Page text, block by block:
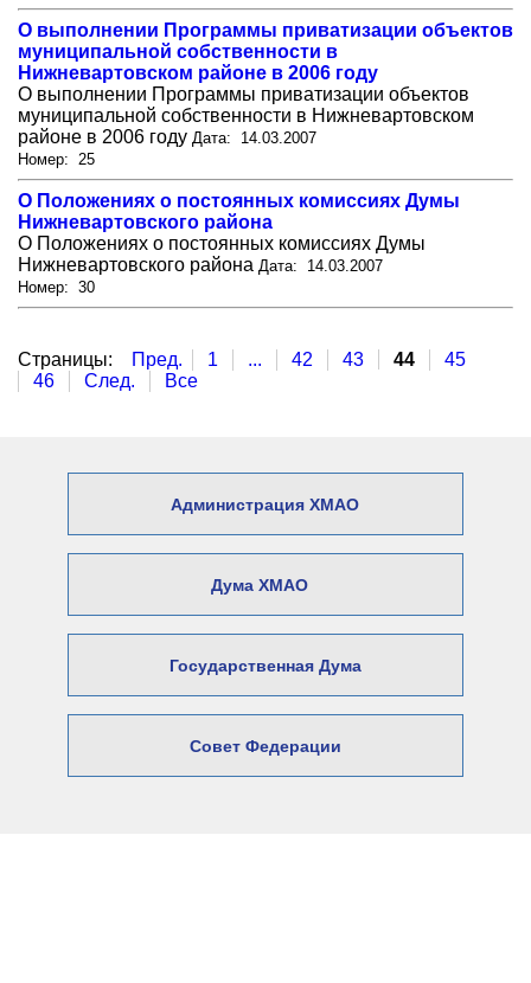
О выполнении Программы приватизации объектов
муниципальной собственности в
Нижневартовском районе в 2006 году
О выполнении Программы приватизации объектов
муниципальной собственности в Нижневартовском
районе в 2006 году Дата: 14.03.2007
Номер: 25
О Положениях о постоянных комиссиях Думы
Нижневартовского района
О Положениях о постоянных комиссиях Думы
Нижневартовского района Дата: 14.03.2007
Номер: 30
Страницы: Пред. 1 ... 42 43 44
45
46
След. Все
Администрация ХМАО
Дума ХМАО
Государственная Дума
Совет Федерации